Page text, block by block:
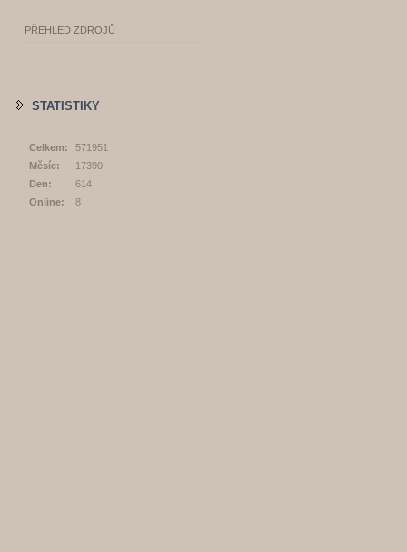
PŘEHLED ZDROJŮ
STATISTIKY
Online: 8
Celkem:
571951
Měsíc:
17390
Den:
614